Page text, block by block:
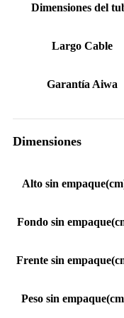
Dimensiones del
Largo Cable
Garantía Aiwa
Dimensiones
Alto sin
Fondo sin
Frente sin
Peso sin